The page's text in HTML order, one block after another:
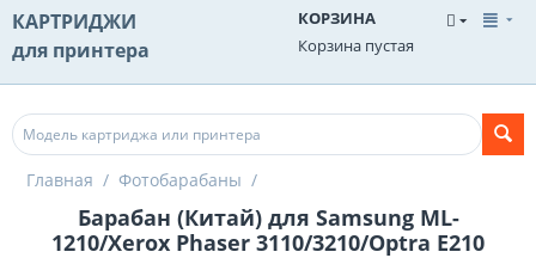
КАРТРИДЖИ
для принтера
КОРЗИНА
Корзина пустая
Главная / Фотобарабаны /
Барабан (Китай) для Samsung ML-
1210/Xerox Phaser 3110/3210/Optra E210